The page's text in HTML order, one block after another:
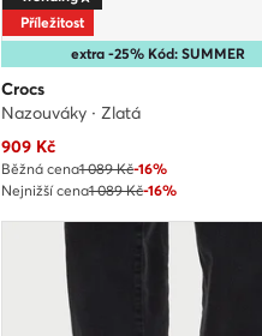
extra -25% Kód: SUMMER
Příležitost
Crocs
Nazouváky · Zlatá
Aktuální cena
909Kč
Běžná cena1 089 Kč-16%
Nejnižší cena1 089 Kč-16%